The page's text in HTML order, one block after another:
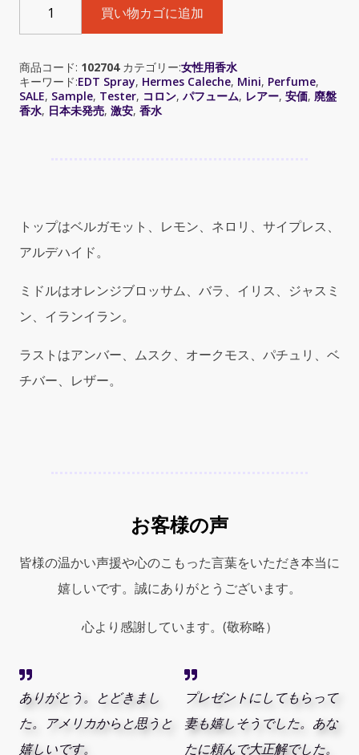
Caleche
(エ
メ
ス
カ
Spray
100ml
quantity
買い物カゴに追加
商品コード: 102704カテゴリー:女性用香水
キーワード:EDT Spray, Hermes Caleche, Mini, Perfume,
SALE, Sample, Tester, コロン, パフューム, レアー, 安価, 廃盤
香水, 日本未発売, 激安, 香水
トップはベルガモット、レモン、ネロリ、サイプレス、
アルデハイド。
ミドルはオレンジブロッサム、バラ、イリス、ジャスミ
ン、イランイラン。
ラストはアンバー、ムスク、オークモス、パチュリ、ベ
チバー、レザー。
お客様の声
皆様の温かい声援や心のこもった言葉をいただき本当に
嬉しいです。誠にありがとうございます。
心より感謝しています。(敬称略）
ありがとう。とどきまし
た。アメリカからと思うと
嬉しいです。
プレゼントにしてもらって
妻も嬉しそうでした。あな
たに頼んで大正解でした。